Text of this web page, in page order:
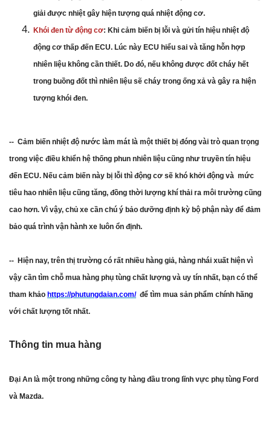
giải được nhiệt gây hiện tượng quá nhiệt động cơ.
Khói đen từ động cơ: Khi cảm biến bị lỗi và gửi tín hiệu nhiệt độ
động cơ thấp đến ECU. Lúc này ECU hiểu sai và tăng hỗn hợp
nhiên liệu không cần thiết. Do đó, nếu không được đốt cháy hết
trong buồng đốt thì nhiên liệu sẽ cháy trong ống xả và gây ra hiện
tượng khói đen.
-- Cảm biến nhiệt độ nước làm mát là một thiết bị đóng vài trò quan trọng
trong việc điều khiển hệ thống phun nhiên liệu cũng như truyền tín hiệu
đến ECU. Nếu cảm biến này bị lỗi thì động cơ sẽ khó khởi động và mức
tiêu hao nhiên liệu cũng tăng, đồng thời lượng khí thải ra môi trường cũng
cao hơn. Vì vậy, chủ xe cần chú ý bảo dưỡng định kỳ bộ phận này để đảm
bảo quá trình vận hành xe luôn ổn định.
-- Hiện nay, trên thị trường có rất nhiều hàng giả, hàng nhái xuất hiện vì
vậy cần tìm chỗ mua hàng phụ tùng chất lượng và uy tín nhất, bạn có thể
tham khảo https://phutungdaian.com/để tìm mua sản phẩm chính hãng
với chất lượng tốt nhất.
Thông tin mua hàng
Đại An là một trong những công ty hàng đầu trong lĩnh vực phụ tùng Ford
và Mazda.